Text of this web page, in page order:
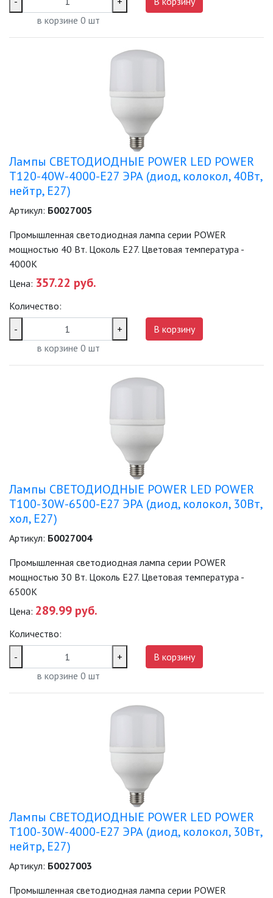
в корзине 0 шт
Лампы СВЕТОДИОДНЫЕ POWER LED POWER
T120-40W-4000-E27 ЭРА (диод, колокол, 40Вт,
нейтр, E27)
Артикул: Б0027005
Промышленная светодиодная лампа серии POWER
мощностью 40 Вт. Цоколь Е27. Цветовая температура -
4000K
Цена: 357.22 руб.
Количество:
-
+
в корзине 0 шт
В корзину
Лампы СВЕТОДИОДНЫЕ POWER LED POWER
T100-30W-6500-E27 ЭРА (диод, колокол, 30Вт,
хол, E27)
Артикул: Б0027004
Промышленная светодиодная лампа серии POWER
мощностью 30 Вт. Цоколь Е27. Цветовая температура -
6500K
Цена: 289.99 руб.
Количество:
-
+
в корзине 0 шт
В корзину
Лампы СВЕТОДИОДНЫЕ POWER LED POWER
T100-30W-4000-E27 ЭРА (диод, колокол, 30Вт,
нейтр, E27)
Артикул: Б0027003
Промышленная светодиодная лампа серии POWER